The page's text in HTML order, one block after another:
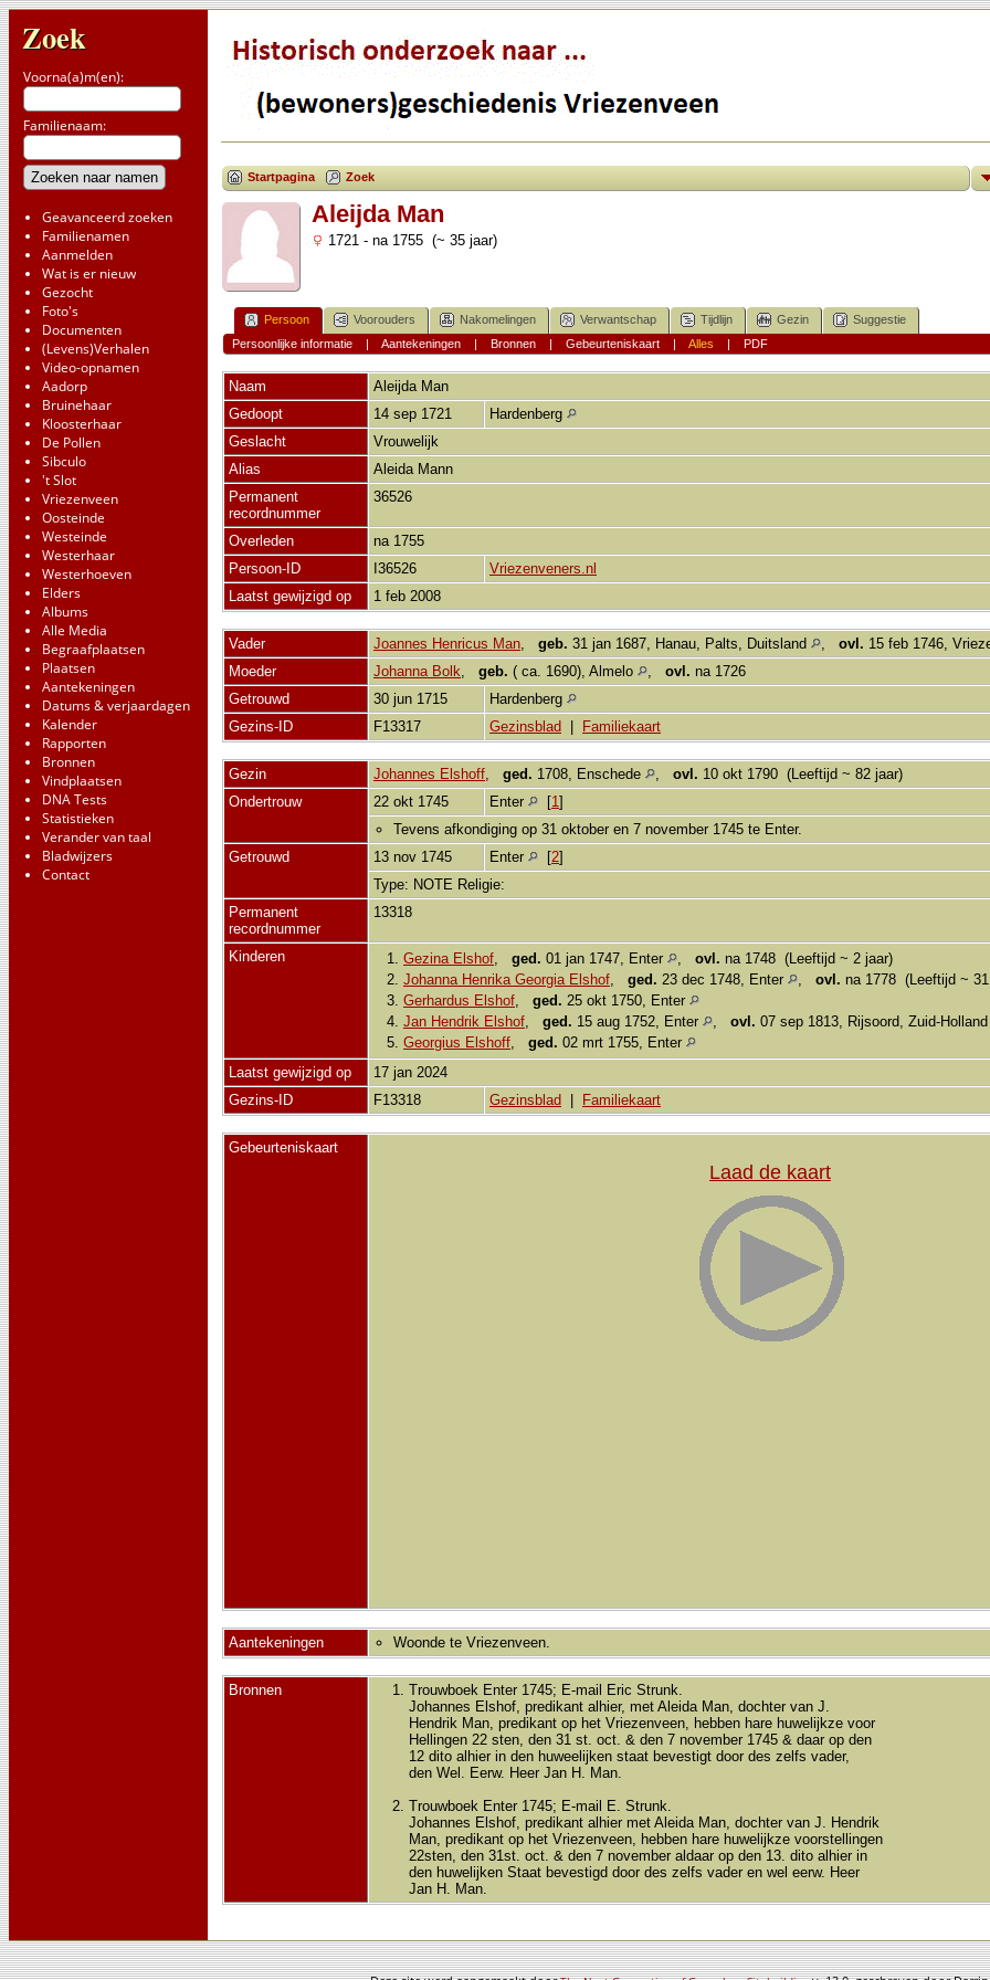
Zoek
Voorna(a)m(en):
Familienaam:
Geavanceerd zoeken
Familienamen
Aanmelden
Wat is er nieuw
Gezocht
Foto's
Documenten
(Levens)Verhalen
Video-opnamen
Aadorp
Bruinehaar
Kloosterhaar
De Pollen
Sibculo
't Slot
Vriezenveen
Oosteinde
Westeinde
Westerhaar
Westerhoeven
Elders
Albums
Alle Media
Begraafplaatsen
Plaatsen
Aantekeningen
Datums & verjaardagen
Kalender
Rapporten
Bronnen
Vindplaatsen
DNA Tests
Statistieken
Verander van taal
Bladwijzers
Contact
Startpagina Zoek
Aleijda Man
1721 - na 1755 (~ 35 jaar)
Persoon Voorouders Nakomelingen Verwantschap Tijdlijn Gezin
Suggestie
Persoonlijke informatie| Aantekeningen| Bronnen| Gebeurteniskaart| Alles | PDF
Naam Aleijda Man
Gedoopt
14 sep 1721
Hardenberg
Geslacht
Vrouwelijk
Alias
Aleida Mann
Permanent
recordnummer
36526
Overleden
na 1755
Persoon-ID
I36526
Vriezenveners.nl
Laatst gewijzigd op
1 feb 2008
Vader Joannes Henricus Man, geb. 31 jan 1687, Hanau, Palts, Duitsland , ovl. 15 feb 1746,
Moeder
Johanna Bolk, geb. ( ca. 1690), Almelo , ovl. na 1726
Getrouwd
30 jun 1715
Hardenberg
Gezins-ID
F13317 Gezinsblad Familiekaart
Gezin Johannes Elshoff, ged. 1708, Enschede , ovl. 10 okt 1790 (Leeftijd ~ 82 jaar)
Ondertrouw
22 okt 1745 Enter [1]
Tevens afkondiging op 31 oktober en 7 november 1745 te Enter.
Getrouwd
13 nov 1745 Enter [2]
Type: NOTE Religie:
Permanent
recordnummer
13318
Kinderen 1. Gezina Elshof, ged. 01 jan 1747, Enter , ovl. na 1748 (Leeftijd ~ 2 jaar)
2. Johanna Henrika Georgia Elshof, ged. 23 dec 1748, Enter , ovl. na 1778 (Leeftijd ~
3. Gerhardus Elshof, ged. 25 okt 1750, Enter
4. Jan Hendrik Elshof, ged. 15 aug 1752, Enter , ovl. 07 sep 1813, Rijsoord, Zuid-Holland
5. Georgius Elshoff, ged. 02 mrt 1755, Enter
Laatst gewijzigd op
17 jan 2024
Gezins-ID
F13318 Gezinsblad Familiekaart
Gebeurteniskaart
Laad de kaart
Aantekeningen Woonde te Vriezenveen.
Bronnen
Trouwboek Enter 1745; E-mail Eric Strunk.
Johannes Elshof, predikant alhier, met Aleida Man, dochter van J.
Hendrik Man, predikant op het Vriezenveen, hebben hare huwelijkze voor
Hellingen 22 sten, den 31 st. oct. & den 7 november 1745 & daar op den
12 dito alhier in den huweelijken staat bevestigt door des zelfs vader,
den Wel. Eerw. Heer Jan H. Man.
Trouwboek Enter 1745; E-mail E. Strunk.
Johannes Elshof, predikant alhier met Aleida Man, dochter van J. Hendrik
Man, predikant op het Vriezenveen, hebben hare huwelijkze voorstellingen
22sten, den 31st. oct. & den 7 november aldaar op den 13. dito alhier in
den huwelijken Staat bevestigd door des zelfs vader en wel eerw. Heer
Jan H. Man.